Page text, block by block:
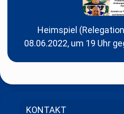
Heimspiel
08.06.2022, um 19 Uhr
KONTAKT